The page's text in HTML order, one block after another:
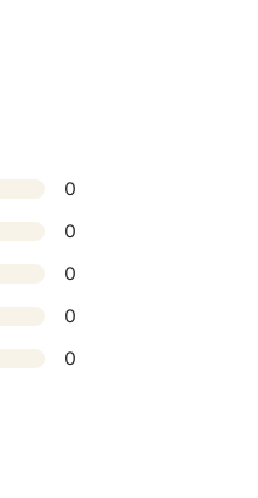
0
0
0
0
0